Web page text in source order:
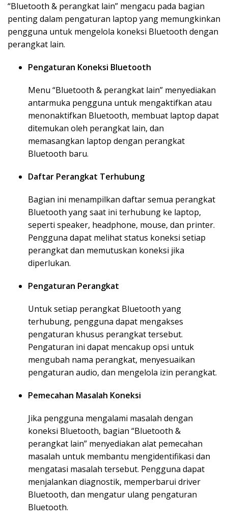
“Bluetooth & perangkat lain” mengacu pada bagian
penting dalam pengaturan laptop yang memungkinkan
pengguna untuk mengelola koneksi Bluetooth dengan
perangkat lain.
Pengaturan Koneksi Bluetooth
Menu “Bluetooth & perangkat lain” menyediakan
antarmuka pengguna untuk mengaktifkan atau
menonaktifkan Bluetooth, membuat laptop dapat
ditemukan oleh perangkat lain, dan
memasangkan laptop dengan perangkat
Bluetooth baru.
Daftar Perangkat Terhubung
Bagian ini menampilkan daftar semua perangkat
Bluetooth yang saat ini terhubung ke laptop,
seperti speaker, headphone, mouse, dan printer.
Pengguna dapat melihat status koneksi setiap
perangkat dan memutuskan koneksi jika
diperlukan.
Pengaturan Perangkat
Untuk setiap perangkat Bluetooth yang
terhubung, pengguna dapat mengakses
pengaturan khusus perangkat tersebut.
Pengaturan ini dapat mencakup opsi untuk
mengubah nama perangkat, menyesuaikan
pengaturan audio, dan mengelola izin perangkat.
Pemecahan Masalah Koneksi
Jika pengguna mengalami masalah dengan
koneksi Bluetooth, bagian “Bluetooth &
perangkat lain” menyediakan alat pemecahan
masalah untuk membantu mengidentifikasi dan
mengatasi masalah tersebut. Pengguna dapat
menjalankan diagnostik, memperbarui driver
Bluetooth, dan mengatur ulang pengaturan
Bluetooth.